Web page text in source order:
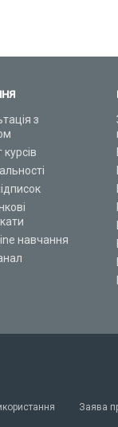
з
навчання
Заява